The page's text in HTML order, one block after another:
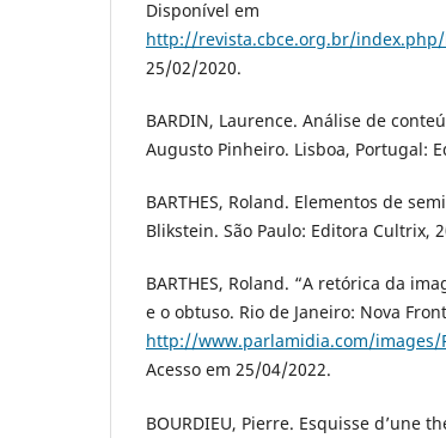
Disponível em
http://revista.cbce.org.br/index.php/
25/02/2020.
BARDIN, Laurence. Análise de
Augusto Pinheiro. Lisboa, Portugal:
BARTHES, Roland. Elementos de
Blikstein. São Paulo: Editora Cultrix,
BARTHES, Roland. “A retórica da
e o obtuso. Rio de Janeiro: Nova
http://www.parlamidia.com/images/
Acesso em 25/04/2022.
BOURDIEU, Pierre. Esquisse d’une